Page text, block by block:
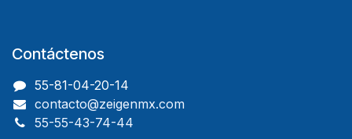
Contáctenos
55-81-04-20-14
contacto@zeigenmx.com
55-55-43-74-44